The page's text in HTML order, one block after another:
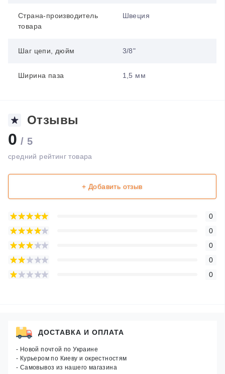
Страна-производитель
товара
Швеция
Шаг цепи, дюйм 3/8"
Ширина паза 1,5 мм
Отзывы
0 / 5
средний рейтинг товара
+ Добавить отзыв
0
0
0
0
0
ДОСТАВКА И ОПЛАТА
- Новой почтой по Украине
- Курьером по Киеву и окрестностям
- Самовывоз из нашего магазина